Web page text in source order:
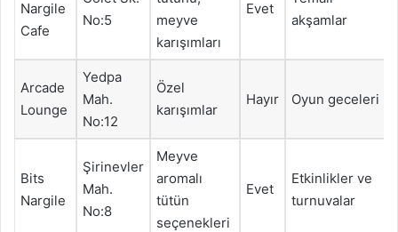
Nargile
Cafe
No:5
meyve
karışımları
Evet
akşamlar
Arcade
Lounge
Yedpa
Mah.
No:12
Özel
karışımlar
Hayır Oyun geceleri
Bits
Nargile
Şirinevler
Mah.
No:8
Meyve
aromalı
tütün
seçenekleri
Evet
Etkinlikler ve
turnuvalar